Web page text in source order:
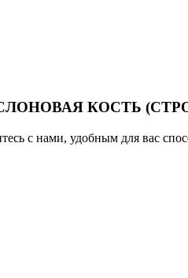
КОСТЬ
с нами, удобным для вас